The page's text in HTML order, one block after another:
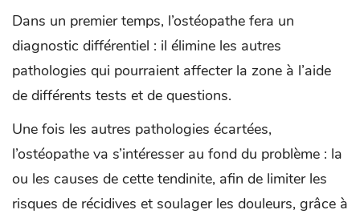
Dans un premier temps, l’ostéopathe fera un
diagnostic différentiel : il élimine les autres
pathologies qui pourraient affecter la zone à l’aide
de différents tests et de questions.
Une fois les autres pathologies écartées,
l’ostéopathe va s’intéresser au fond du problème : la
ou les causes de cette tendinite, afin de limiter les
risques de récidives et soulager les douleurs, grâce à